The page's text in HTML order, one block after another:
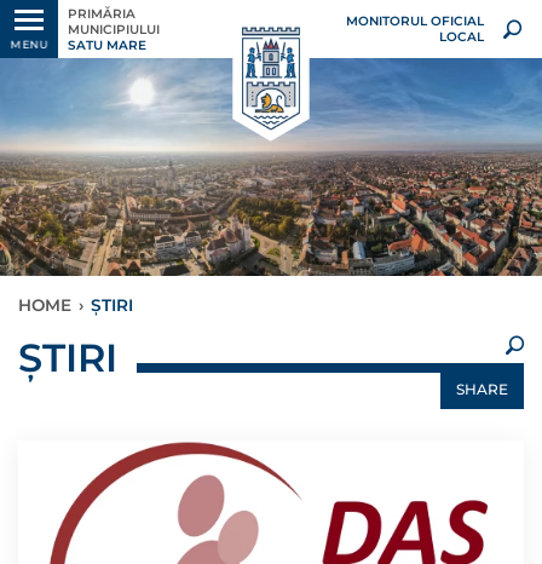
MENU
PRIMĂRIA
MUNICIPIULUI
SATU MARE
MONITORUL OFICIAL
LOCAL
HOME › ȘTIRI
×
ȘTIRI
SHARE